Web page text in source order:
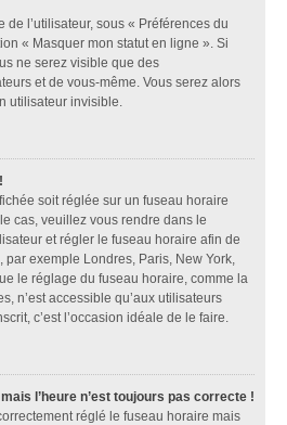
l’utilisateur, sous « Préférences du
« Masquer mon statut en ligne ». Si
ne serez visible que des
et de vous-même. Vous serez alors
utilisateur invisible.
soit réglée sur un fuseau horaire
cas, veuillez vous rendre dans le
et régler le fuseau horaire afin de
exemple Londres, Paris, New York,
le réglage du fuseau horaire, comme la
n’est accessible qu’aux utilisateurs
c’est l’occasion idéale de le faire.
l’heure n’est toujours pas correcte !
réglé le fuseau horaire mais